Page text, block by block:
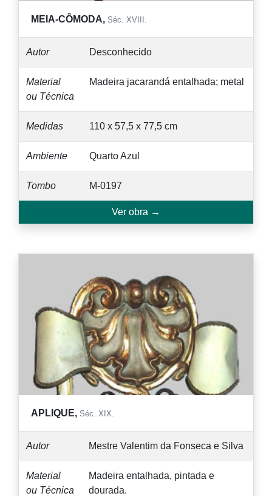
MEIA-CÔMODA, Séc. XVIII.
Autor Desconhecido
Material
ou Técnica
Madeira jacarandá entalhada; metal
Medidas 110 x 57,5 x 77,5 cm
Ambiente Quarto Azul
Tombo M-0197
Ver obra →
APLIQUE, Séc. XIX.
Autor Mestre Valentim da Fonseca e Silva
Material
ou Técnica
Madeira entalhada, pintada e
dourada.